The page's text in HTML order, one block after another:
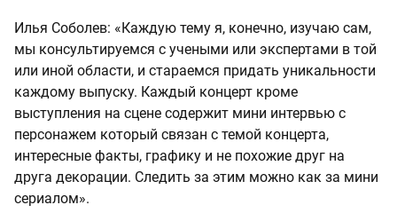
Илья Соболев: «Каждую тему я, конечно, изучаю сам,
мы консультируемся с учеными или экспертами в той
или иной области, и стараемся придать уникальности
каждому выпуску. Каждый концерт кроме
выступления на сцене содержит мини интервью с
персонажем который связан с темой концерта,
интересные факты, графику и не похожие друг на
друга декорации. Следить за этим можно как за мини
сериалом».